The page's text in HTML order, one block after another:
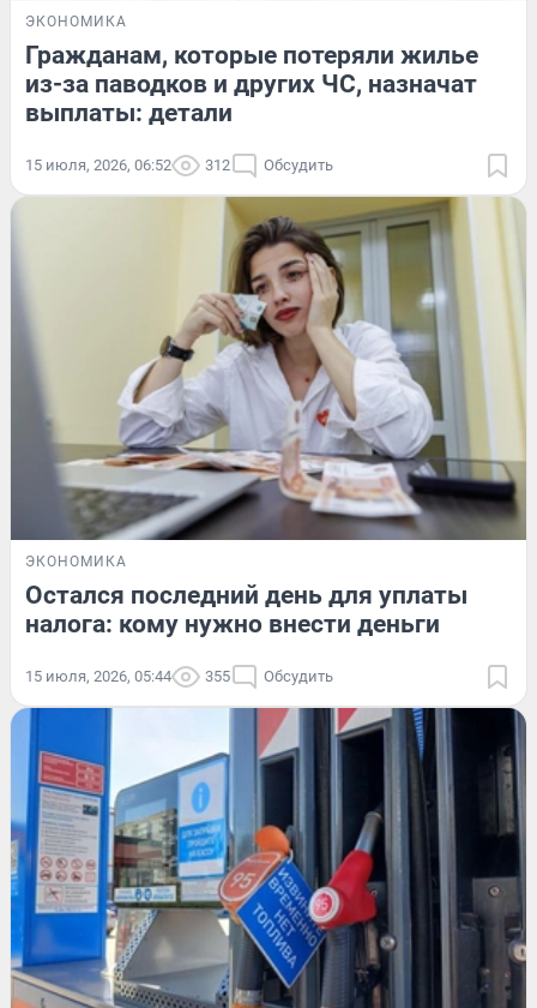
ЭКОНОМИКА
Гражданам, которые потеряли жилье
из-за паводков и других ЧС, назначат
выплаты: детали
15 июля, 2026, 06:52 312 Обсудить
ЭКОНОМИКА
Остался последний день для уплаты
налога: кому нужно внести деньги
15 июля, 2026, 05:44 355 Обсудить